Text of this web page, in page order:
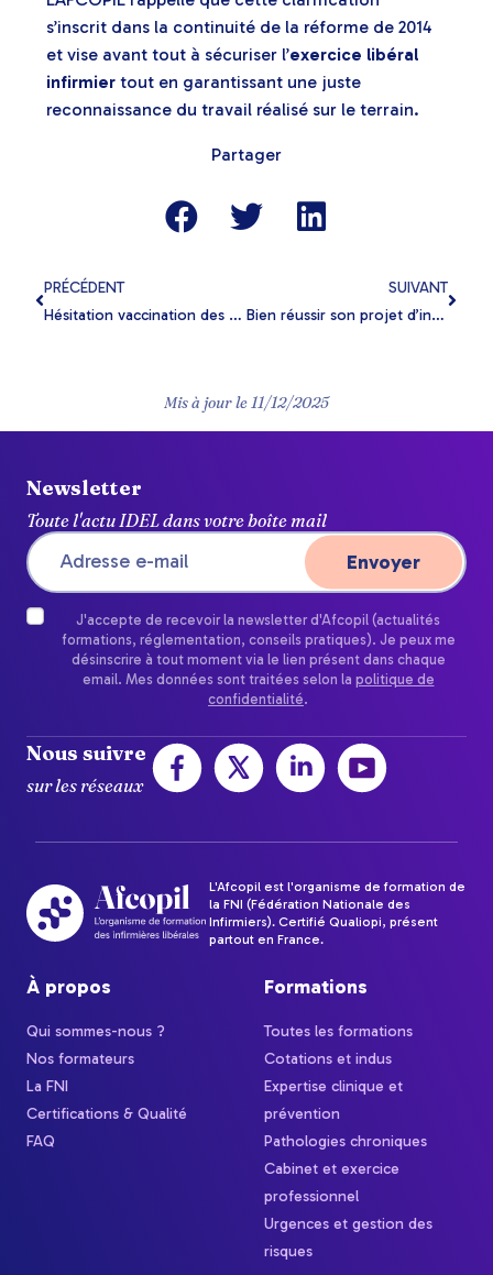
s’inscrit dans la continuité de la réforme de 2014
et vise avant tout à sécuriser l’exercice libéral
infirmier tout en garantissant une juste
reconnaissance du travail réalisé sur le terrain.
Partager
PRÉCÉDENT
Hésitation vaccination des patients : rôle de l’IDEL
SUIVANT
Bien réussir son projet d’installation IDEL
Mis à jour le11/12/2025
Newsletter
Toute l'actu IDEL dans votre boîte mail
J'accepte de recevoir la newsletter d'Afcopil (actualités
formations, réglementation, conseils pratiques). Je peux me
désinscrire à tout moment via le lien présent dans chaque
email. Mes données sont traitées selon la politique de
confidentialité.
Nous suivre
sur les réseaux
L'Afcopil est l'organisme de formation de
la FNI (Fédération Nationale des
Infirmiers). Certifié Qualiopi, présent
partout en France.
À propos
Qui sommes-nous ?
Nos formateurs
La FNI
Certifications & Qualité
FAQ
Formations
Toutes les formations
Cotations et indus
Expertise clinique et
prévention
Pathologies chroniques
Cabinet et exercice
professionnel
Urgences et gestion des
risques